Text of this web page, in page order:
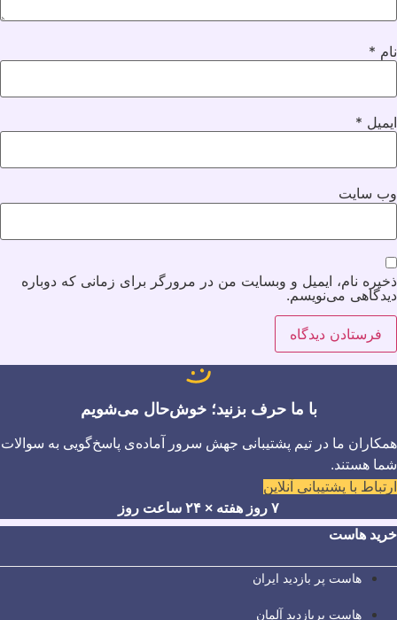
نام *
ایمیل *
وب‌ سایت
ذخیره نام، ایمیل و وبسایت من در مرورگر برای زمانی که دوباره
دیدگاهی می‌نویسم.
با ما حرف بزنید؛ خوش‌حال می‌شویم
همکاران ما در تیم پشتیبانی جهش سرور آماده‌ی پاسخ‌گویی به سوالات
شما هستند.
ارتباط با پشتیبانی آنلاین
۷ روز هفته × ۲۴ ساعت روز
خرید هاست
هاست پر بازدید ایران
هاست پربازدید آلمان